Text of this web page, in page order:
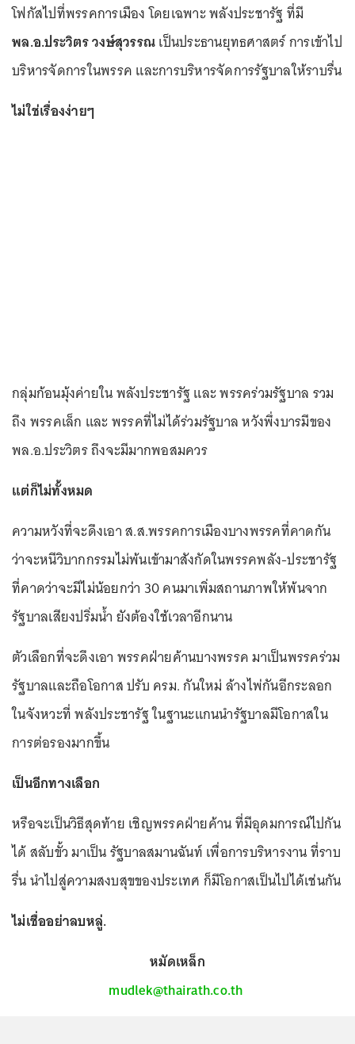
โฟกัสไปที่พรรคการเมือง โดยเฉพาะ พลังประชารัฐ ที่มี
พล.อ.ประวิตร วงษ์สุวรรณเป็นประธานยุทธศาสตร์ การเข้าไป
บริหารจัดการในพรรค และการบริหารจัดการรัฐบาลให้ราบรื่น
ไม่ใช่เรื่องง่ายๆ
กลุ่มก้อนมุ้งค่ายใน พลังประชารัฐ และ พรรคร่วมรัฐบาล รวม
ถึง พรรคเล็ก และ พรรคที่ไม่ได้ร่วมรัฐบาล หวังพึ่งบารมีของ
พล.อ.ประวิตร ถึงจะมีมากพอสมควร
แต่ก็ไม่ทั้งหมด
ความหวังที่จะดึงเอา ส.ส.พรรคการเมืองบางพรรคที่คาดกัน
ว่าจะหนีวิบากกรรมไม่พ้นเข้ามาสังกัดในพรรคพลัง-ประชารัฐ
ที่คาดว่าจะมีไม่น้อยกว่า 30 คนมาเพิ่มสถานภาพให้พ้นจาก
รัฐบาลเสียงปริ่มน้ำ ยังต้องใช้เวลาอีกนาน
ตัวเลือกที่จะดึงเอา พรรคฝ่ายค้านบางพรรค มาเป็นพรรคร่วม
รัฐบาลและถือโอกาส ปรับ ครม. กันใหม่ ล้างไพ่กันอีกระลอก
ในจังหวะที่ พลังประชารัฐ ในฐานะแกนนำรัฐบาลมีโอกาสใน
การต่อรองมากขึ้น
เป็นอีกทางเลือก
หรือจะเป็นวิธีสุดท้าย เชิญพรรคฝ่ายค้าน ที่มีอุดมการณ์ไปกัน
ได้ สลับขั้ว มาเป็น รัฐบาลสมานฉันท์ เพื่อการบริหารงาน ที่ราบ
รื่น นำไปสู่ความสงบสุขของประเทศ ก็มีโอกาสเป็นไปได้เช่นกัน
ไม่เชื่ออย่าลบหลู่.
หมัดเหล็ก
mudlek@thairath.co.th